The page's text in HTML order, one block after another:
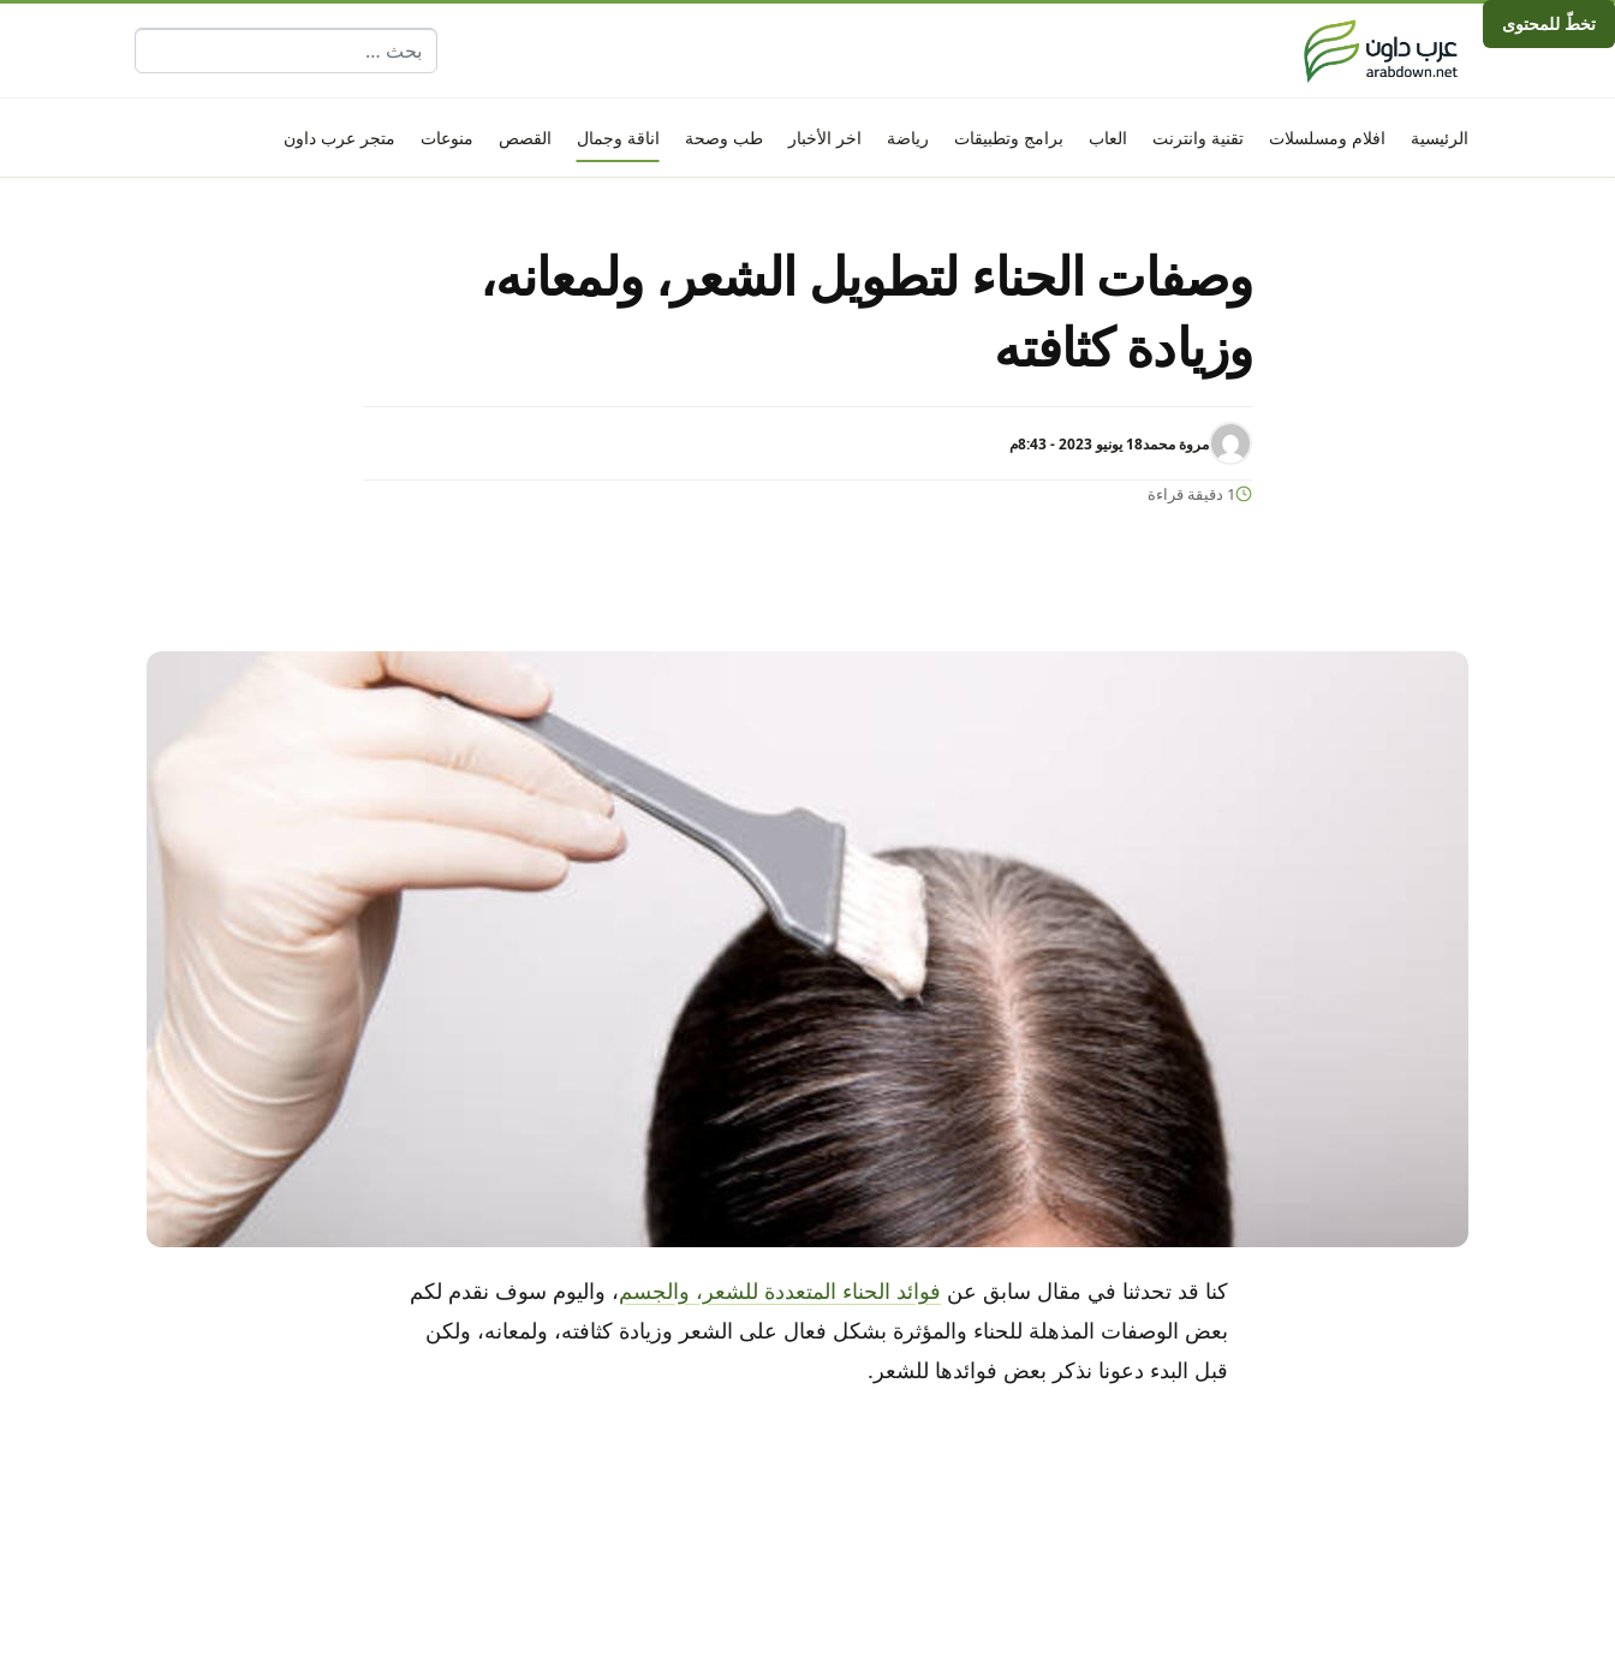
تخطّ للمحتوى
البحث عن:
الرئيسية افلام ومسلسلات تقنية وانترنت العاب برامج وتطبيقات رياضة اخر الأخبار طب وصحة اناقة وجمال القصص منوعات متجر عرب داون
وصفات الحناء لتطويل الشعر، ولمعانه،
وزيادة كثافته
مروة محمد18 يونيو 2023 - 8:43م
1 دقيقة قراءة
Woman dyeing grey hair root with brush and hair color, close up
كنا قد تحدثنا في مقال سابق عن فوائد الحناء المتعددة للشعر، والجسم، واليوم سوف نقدم لكم
بعض الوصفات المذهلة للحناء والمؤثرة بشكل فعال على الشعر وزيادة كثافته، ولمعانه، ولكن
قبل البدء دعونا نذكر بعض فوائدها للشعر.